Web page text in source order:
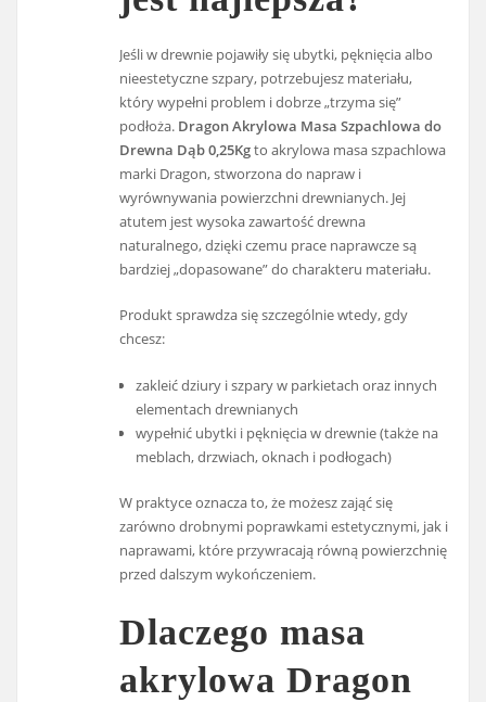
Jeśli w drewnie pojawiły się ubytki, pęknięcia albo
nieestetyczne szpary, potrzebujesz materiału,
który wypełni problem i dobrze „trzyma się”
podłoża. Dragon Akrylowa Masa Szpachlowa do
Drewna Dąb 0,25Kgto akrylowa masa szpachlowa
marki Dragon, stworzona do napraw i
wyrównywania powierzchni drewnianych. Jej
atutem jest wysoka zawartość drewna
naturalnego, dzięki czemu prace naprawcze są
bardziej „dopasowane” do charakteru materiału.
Produkt sprawdza się szczególnie wtedy, gdy
chcesz:
zakleić dziury i szpary w parkietach oraz innych
elementach drewnianych
wypełnić ubytki i pęknięcia w drewnie (także na
meblach, drzwiach, oknach i podłogach)
W praktyce oznacza to, że możesz zająć się
zarówno drobnymi poprawkami estetycznymi, jak i
naprawami, które przywracają równą powierzchnię
przed dalszym wykończeniem.
Dlaczego masa
akrylowa Dragon